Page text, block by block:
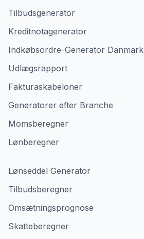
Tilbudsgenerator
Kreditnotagenerator
Indkøbsordre-Generator Danmark
Udlægsrapport
Fakturaskabeloner
Generatorer efter Branche
Momsberegner
Lønberegner
Lønseddel Generator
Tilbudsberegner
Omsætningsprognose
Skatteberegner